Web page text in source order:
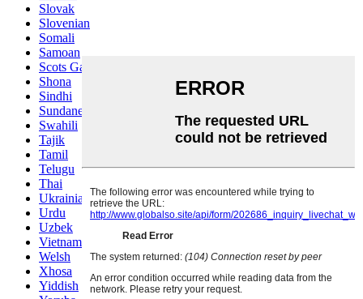
Slovak
Slovenian
Somali
Samoan
Scots Gaelic
Shona
Sindhi
Sundanese
Swahili
Tajik
Tamil
Telugu
Thai
Ukrainian
Urdu
Uzbek
Vietnamese
Welsh
Xhosa
Yiddish